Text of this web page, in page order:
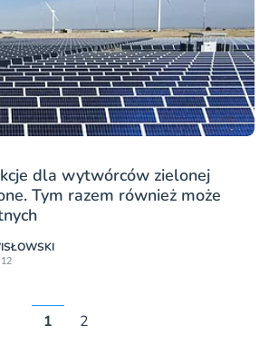
dla wytwórców zielonej
Tym razem również może
1 2